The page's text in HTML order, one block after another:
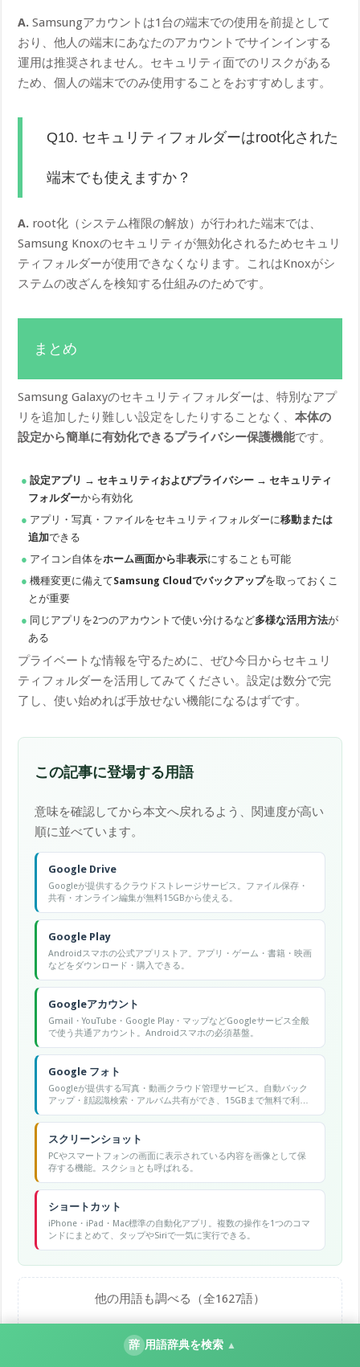
A. Samsungアカウントは1台の端末での使用を前提として
おり、他人の端末にあなたのアカウントでサインインする
運用は推奨されません。セキュリティ面でのリスクがある
ため、個人の端末でのみ使用することをおすすめします。
Q10. セキュリティフォルダーはroot化された
端末でも使えますか？
A. root化（システム権限の解放）が行われた端末では、
Samsung Knoxのセキュリティが無効化されるためセキュリ
ティフォルダーが使用できなくなります。これはKnoxがシ
ステムの改ざんを検知する仕組みのためです。
まとめ
Samsung Galaxyのセキュリティフォルダーは、特別なアプ
リを追加したり難しい設定をしたりすることなく、本体の
設定から簡単に有効化できるプライバシー保護機能です。
設定アプリ → セキュリティおよびプライバシー → セキュリティ
フォルダーから有効化
アプリ・写真・ファイルをセキュリティフォルダーに移動または
追加できる
アイコン自体をホーム画面から非表示にすることも可能
機種変更に備えてSamsung Cloudでバックアップを取っておくこ
とが重要
同じアプリを2つのアカウントで使い分けるなど多様な活用方法が
ある
プライベートな情報を守るために、ぜひ今日からセキュリ
ティフォルダーを活用してみてください。設定は数分で完
了し、使い始めれば手放せない機能になるはずです。
この記事に登場する用語
意味を確認してから本文へ戻れるよう、関連度が高い
順に並べています。
Google Drive
Googleが提供するクラウドストレージサービス。ファイル保存・
共有・オンライン編集が無料15GBから使える。
Google Play
Androidスマホの公式アプリストア。アプリ・ゲーム・書籍・映画
などをダウンロード・購入できる。
Googleアカウント
Gmail・YouTube・Google Play・マップなどGoogleサービス全般
で使う共通アカウント。Androidスマホの必須基盤。
Google フォト
Googleが提供する写真・動画クラウド管理サービス。自動バック
アップ・顔認識検索・アルバム共有ができ、15GBまで無料で利用
可能。
スクリーンショット
PCやスマートフォンの画面に表示されている内容を画像として保
存する機能。スクショとも呼ばれる。
ショートカット
iPhone・iPad・Mac標準の自動化アプリ。複数の操作を1つのコマ
ンドにまとめて、タップやSiriで一気に実行できる。
他の用語も調べる（全1627語）
辞 用語辞典を検索 ▲